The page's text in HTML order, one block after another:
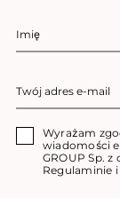
Wyrażam
wiadomości
GROUP Sp.
Regulaminie i